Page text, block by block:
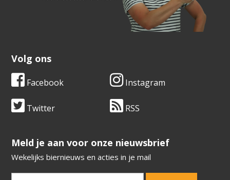
Volg ons
Facebook Instagram
Twitter RSS
​​​​​​​Meld je aan voor onze nieuwsbrief
Wekelijks biernieuws en acties in je mail